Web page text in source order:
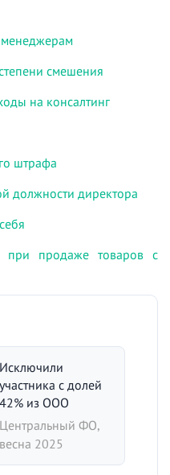
смешения
на консалтинг
штрафа
должности директора
при продаже товаров с
Исключили
участника с долей
42% из ООО
Центральный ФО,
весна 2025